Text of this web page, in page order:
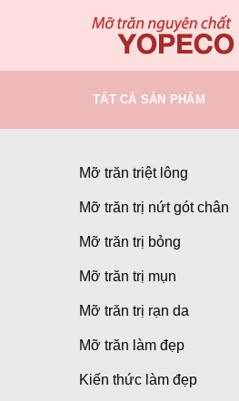
TẤT CẢ SẢN PHẨM
Mỡ trăn triệt lông
Mỡ trăn trị nứt gót chân
Mỡ trăn trị bỏng
Mỡ trăn trị mụn
Mỡ trăn trị rạn da
Mỡ trăn làm đẹp
Kiến thức làm đẹp